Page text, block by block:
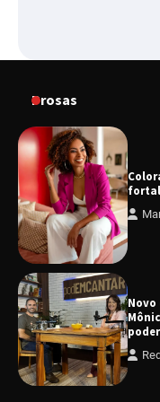
Prosas
Novo